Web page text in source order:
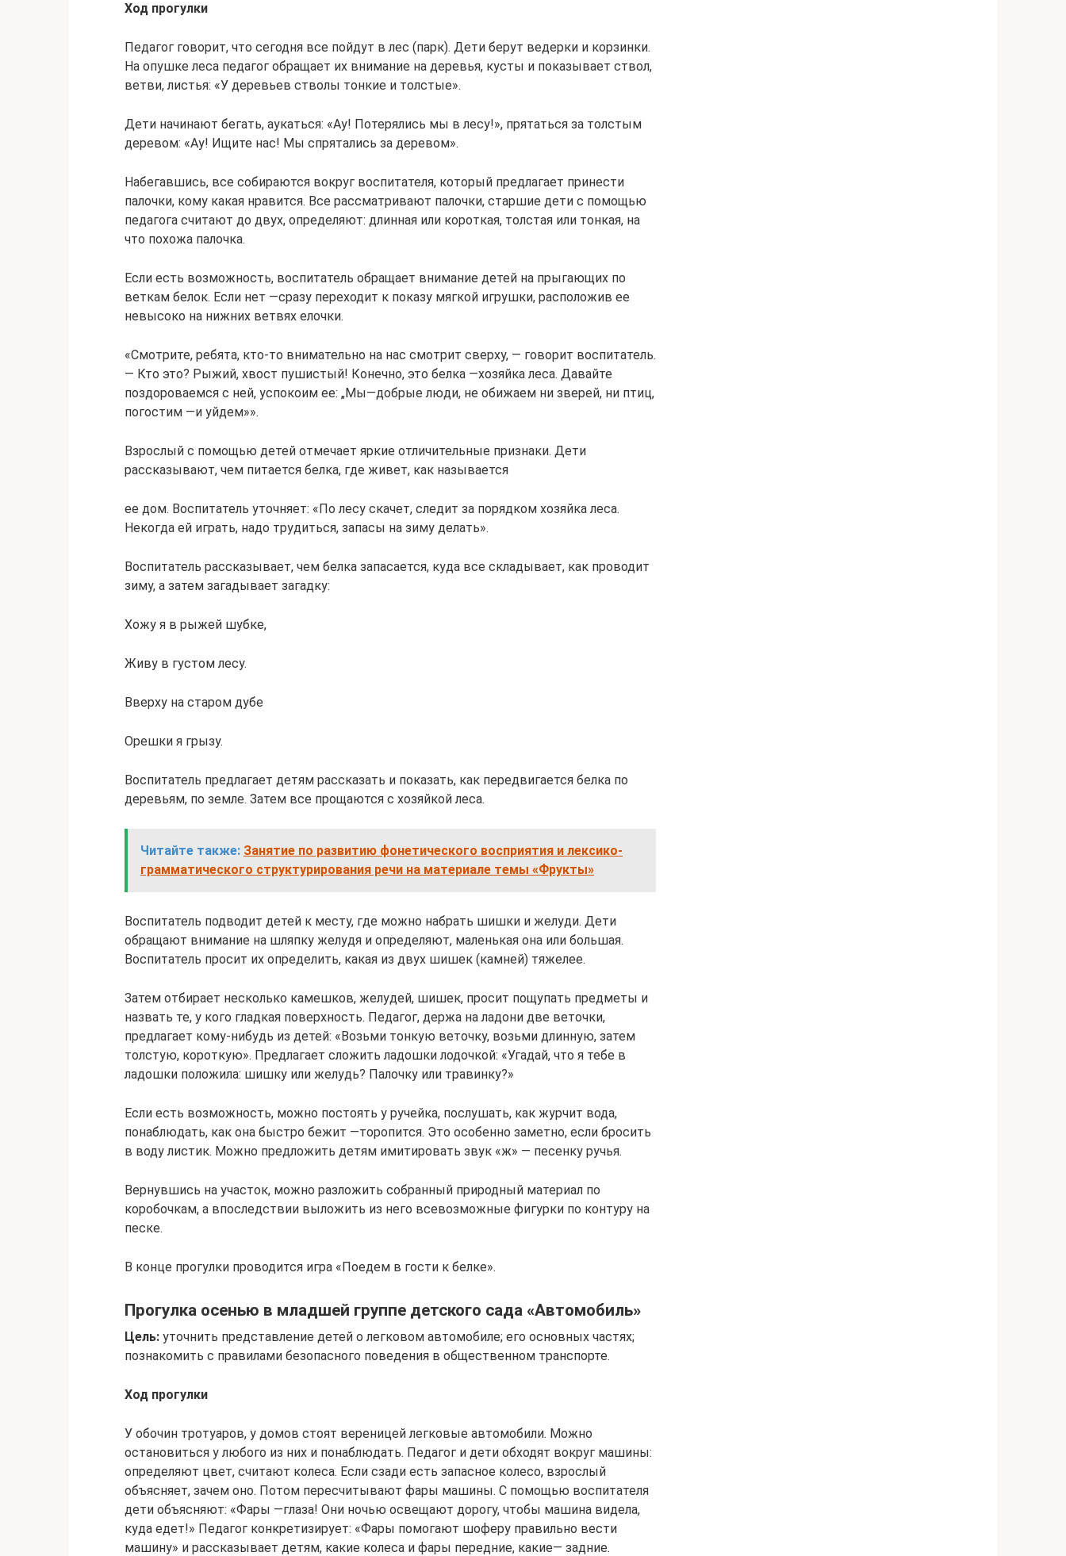
Ход прогулки
Педагог говорит, что сегодня все пойдут в лес (парк). Дети берут ведерки и корзинки.
На опушке леса педагог обращает их внимание на деревья, кусты и показывает ствол,
ветви, листья: «У деревьев стволы тонкие и толстые».
Дети начинают бегать, аукаться: «Ау! Потерялись мы в лесу!», прятаться за толстым
деревом: «Ау! Ищите нас! Мы спрятались за деревом».
Набегавшись, все собираются вокруг воспитателя, который предлагает принести
палочки, кому какая нравится. Все рассматривают палочки, старшие дети с помощью
педагога считают до двух, определяют: длинная или короткая, толстая или тонкая, на
что похожа палочка.
Если есть возможность, воспитатель обращает внимание детей на прыгающих по
веткам белок. Если нет —сразу переходит к показу мягкой игрушки, расположив ее
невысоко на нижних ветвях елочки.
«Смотрите, ребята, кто-то внимательно на нас смотрит сверху, — говорит воспитатель.
— Кто это? Рыжий, хвост пушистый! Конечно, это белка —хозяйка леса. Давайте
поздороваемся с ней, успокоим ее: „Мы—добрые люди, не обижаем ни зверей, ни птиц,
погостим —и уйдем»».
Взрослый с помощью детей отмечает яркие отличительные признаки. Дети
рассказывают, чем питается белка, где живет, как называется
ее дом. Воспитатель уточняет: «По лесу скачет, следит за порядком хозяйка леса.
Некогда ей играть, надо трудиться, запасы на зиму делать».
Воспитатель рассказывает, чем белка запасается, куда все складывает, как проводит
зиму, а затем загадывает загадку:
Хожу я в рыжей шубке,
Живу в густом лесу.
Вверху на старом дубе
Орешки я грызу.
Воспитатель предлагает детям рассказать и показать, как передвигается белка по
деревьям, по земле. Затем все прощаются с хозяйкой леса.
Читайте также: Занятие по развитию фонетического восприятия и лексико-
грамматического структурирования речи на материале темы «Фрукты»
Воспитатель подводит детей к месту, где можно набрать шишки и желуди. Дети
обращают внимание на шляпку желудя и определяют, маленькая она или большая.
Воспитатель просит их определить, какая из двух шишек (камней) тяжелее.
Затем отбирает несколько камешков, желудей, шишек, просит пощупать предметы и
назвать те, у кого гладкая поверхность. Педагог, держа на ладони две веточки,
предлагает кому-нибудь из детей: «Возьми тонкую веточку, возьми длинную, затем
толстую, короткую». Предлагает сложить ладошки лодочкой: «Угадай, что я тебе в
ладошки положила: шишку или желудь? Палочку или травинку?»
Если есть возможность, можно постоять у ручейка, послушать, как журчит вода,
понаблюдать, как она быстро бежит —торопится. Это особенно заметно, если бросить
в воду листик. Можно предложить детям имитировать звук «ж» — песенку ручья.
Вернувшись на участок, можно разложить собранный природный материал по
коробочкам, а впоследствии выложить из него всевозможные фигурки по контуру на
песке.
В конце прогулки проводится игра «Поедем в гости к белке».
Прогулка осенью в младшей группе детского сада «Автомобиль»
Цель: уточнить представление детей о легковом автомобиле; его основных частях;
познакомить с правилами безопасного поведения в общественном транспорте.
Ход прогулки
У обочин тротуаров, у домов стоят вереницей легковые автомобили. Можно
остановиться у любого из них и понаблюдать. Педагог и дети обходят вокруг машины:
определяют цвет, считают колеса. Если сзади есть запасное колесо, взрослый
объясняет, зачем оно. Потом пересчитывают фары машины. С помощью воспитателя
дети объясняют: «Фары —глаза! Они ночью освещают дорогу, чтобы машина видела,
куда едет!» Педагог конкретизирует: «Фары помогают шоферу правильно вести
машину» и рассказывает детям, какие колеса и фары передние, какие— задние.